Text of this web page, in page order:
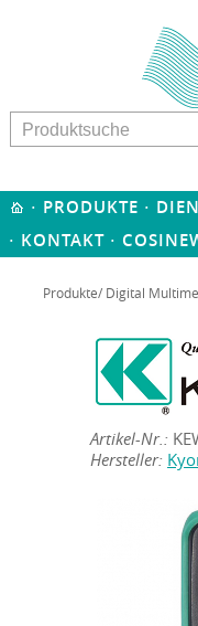
· PRODUKTE ·
· KONTAKT ·
Produkte/ Digital
Artikel-Nr.:
Hersteller: